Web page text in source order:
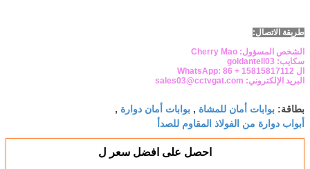
طريقة الاتصال:
الشخص المسؤول: Cherry Mao
سكايب: goldantell03
ال WhatsApp: 86 + 15815817112
البريد الإلكتروني: sales03@cctvgat.com
بطاقة: بوابات أمان للمشاة , بوابات أمان دوارة ,
أبواب دوارة من الفولاذ المقاوم للصدأ
احصل على افضل سعر ل